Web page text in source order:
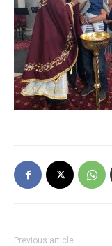
Previous article